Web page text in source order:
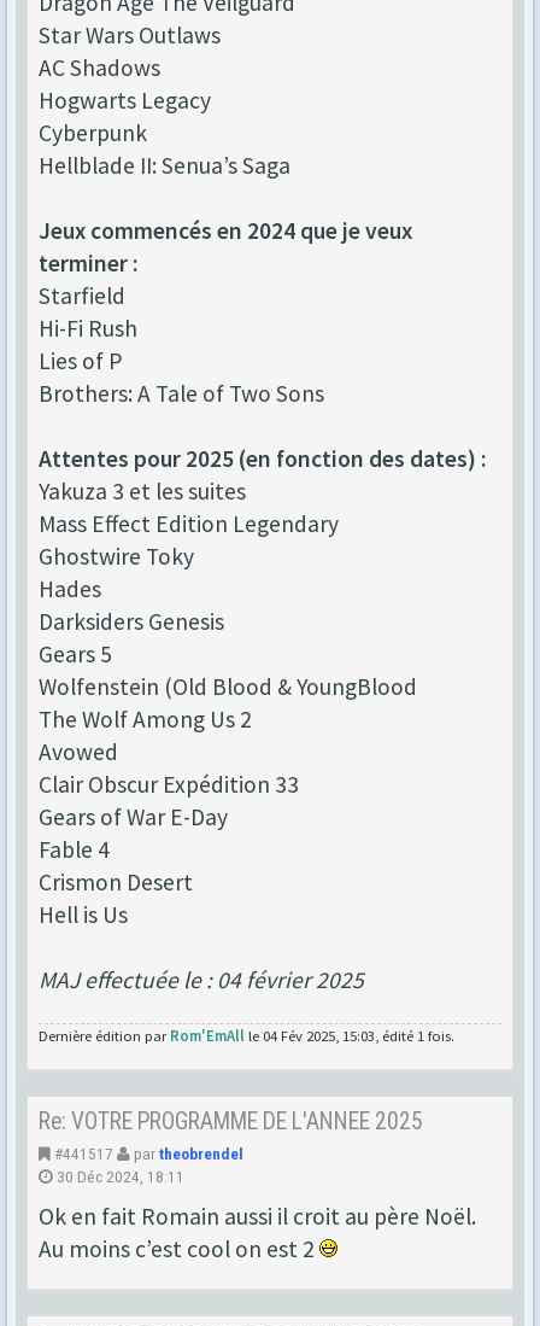
Star Wars Outlaws
AC Shadows
Hogwarts Legacy
Cyberpunk
Hellblade II: Senua’s Saga
Jeux commencés en 2024 que je veux
terminer :
Starfield
Hi-Fi Rush
Lies of P
Brothers: A Tale of Two Sons
Attentes pour 2025 (en fonction des dates) :
Yakuza 3 et les suites
Mass Effect Edition Legendary
Ghostwire Toky
Hades
Darksiders Genesis
Gears 5
Wolfenstein (Old Blood & YoungBlood
The Wolf Among Us 2
Avowed
Clair Obscur Expédition 33
Gears of War E-Day
Fable 4
Crismon Desert
Hell is Us
MAJ effectuée le : 04 février 2025
Dernière édition parRom'EmAll le 04 Fév 2025, 15:03, édité 1 fois.
Re: VOTRE PROGRAMME DE L'ANNEE 2025
#441517 partheobrendel
30 Déc 2024, 18:11
Ok en fait Romain aussi il croit au père Noël.
Au moins c’est cool on est 2